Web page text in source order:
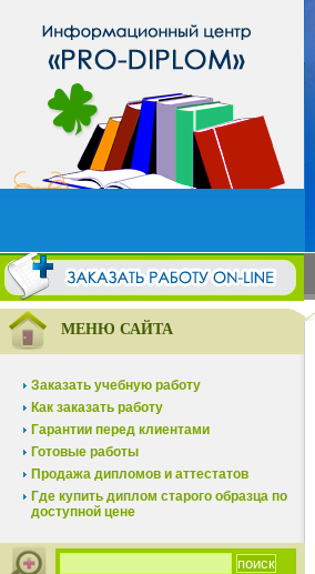
МЕНЮ САЙТА
Заказать учебную работу
Как заказать работу
Гарантии перед клиентами
Готовые работы
Продажа дипломов и аттестатов
Где купить диплом старого образца по
доступной цене